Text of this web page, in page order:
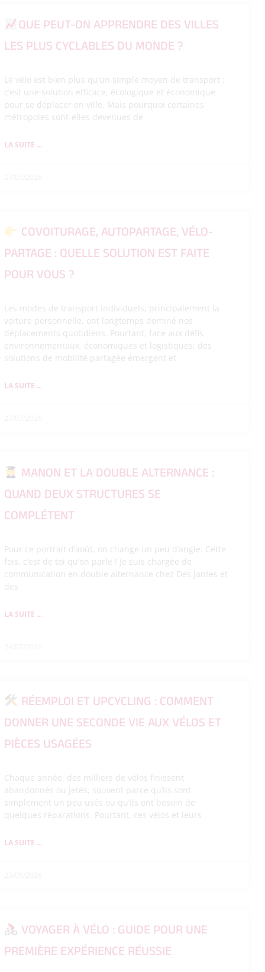
QUE PEUT-ON APPRENDRE DES VILLES
LES PLUS CYCLABLES DU MONDE ?
Le vélo est bien plus qu’un simple moyen de transport :
c’est une solution efficace, écologique et économique
pour se déplacer en ville. Mais pourquoi certaines
métropoles sont-elles devenues de
LA SUITE ...
COVOITURAGE, AUTOPARTAGE, VÉLO-
PARTAGE : QUELLE SOLUTION EST FAITE
POUR VOUS ?
Les modes de transport individuels, principalement la
voiture personnelle, ont longtemps dominé nos
déplacements quotidiens. Pourtant, face aux défis
environnementaux, économiques et logistiques, des
solutions de mobilité partagée émergent et
LA SUITE ...
MANON ET LA DOUBLE ALTERNANCE :
QUAND DEUX STRUCTURES SE
COMPLÉTENT
Pour ce portrait d’août, on change un peu d’angle. Cette
fois, c’est de toi qu’on parle ! Je suis chargée de
communication en double alternance chez Des Jantes et
des
LA SUITE ...
RÉEMPLOI ET UPCYCLING : COMMENT
DONNER UNE SECONDE VIE AUX VÉLOS ET
PIÈCES USAGÉES
Chaque année, des milliers de vélos finissent
abandonnés ou jetés, souvent parce qu’ils sont
simplement un peu usés ou qu’ils ont besoin de
quelques réparations. Pourtant, ces vélos et leurs
LA SUITE ...
VOYAGER À VÉLO : GUIDE POUR UNE
PREMIÈRE EXPÉRIENCE RÉUSSIE